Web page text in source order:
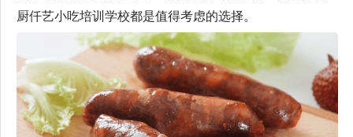
厨仟艺小吃培训学校都是值得考虑的选择。